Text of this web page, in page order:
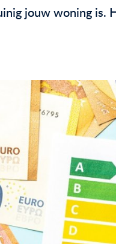
jouw woning